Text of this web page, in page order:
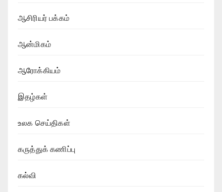
ஆசிரியர் பக்கம்
ஆன்மிகம்
ஆரோக்கியம்
இதழ்கள்
உலக செய்திகள்
கருத்துக் கணிப்பு
கல்வி